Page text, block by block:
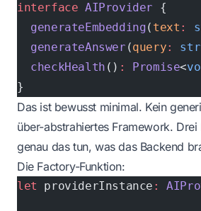
interface AIProvider {
  generateEmbedding
( text :
  generateAnswer
(query:
  checkHealth
() : Promise<
}
Das ist bewusst minimal. Kein
über-abstrahiertes Framework.
genau das tun, was das Backend
Die Factory-Funktion:
let providerInstance :